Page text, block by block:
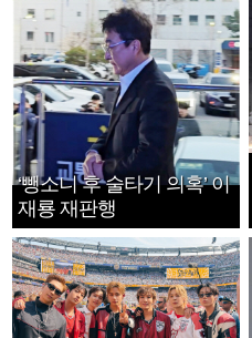
‘뺑소니 후 술타기 의혹’ 이
재룡 재판행